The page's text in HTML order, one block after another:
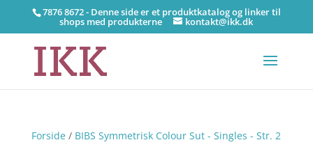
7876 8672 - Denne side er et produktkatalog og linker til
shops med produkterne kontakt@ikk.dk
Forside/ BIBS Symmetrisk Colour Sut - Singles - Str. 2